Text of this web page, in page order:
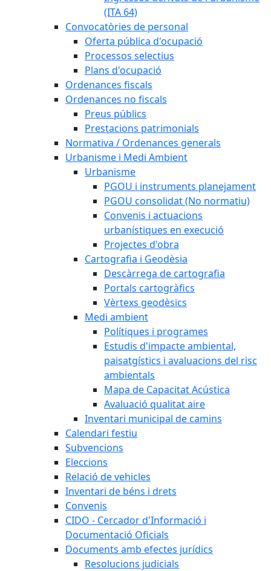
(ITA 64)
Convocatòries de personal
Oferta pública d'ocupació
Processos selectius
Plans d'ocupació
Ordenances fiscals
Ordenances no fiscals
Preus públics
Prestacions patrimonials
Normativa / Ordenances generals
Urbanisme i Medi Ambient
Urbanisme
PGOU i instruments planejament
PGOU consolidat (No normatiu)
Convenis i actuacions
urbanístiques en execució
Projectes d'obra
Cartografia i Geodèsia
Descàrrega de cartografia
Portals cartogràfics
Vèrtexs geodèsics
Medi ambient
Polítiques i programes
Estudis d'impacte ambiental,
paisatgístics i avaluacions del risc
ambientals
Mapa de Capacitat Acústica
Avaluació qualitat aire
Inventari municipal de camins
Calendari festiu
Subvencions
Eleccions
Relació de vehicles
Inventari de béns i drets
Convenis
CIDO - Cercador d'Informació i
Documentació Oficials
Documents amb efectes jurídics
Resolucions judicials